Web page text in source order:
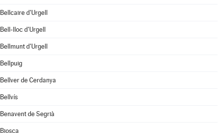
Bellcaire d'Urgell
Bell-lloc d'Urgell
Bellmunt d'Urgell
Bellpuig
Bellver de Cerdanya
Bellvís
Benavent de Segrià
Biosca